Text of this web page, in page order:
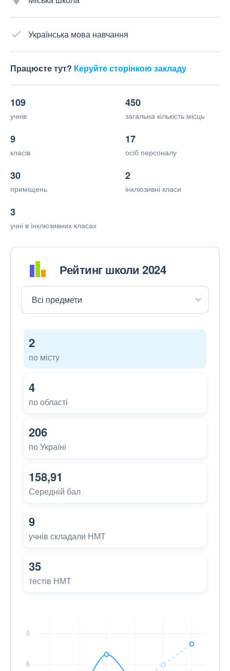
Українська мова навчання
Працюєте тут? Керуйте сторінкою закладу
109
учнів
450
загальна кількість місць
9
класів
17
осіб персоналу
30
приміщень
2
інклюзивні класи
3
учні в інклюзивних класах
Рейтинг школи 2024
2
по місту
4
по області
206
по Україні
158,91
Середній бал
9
учнів складали НМТ
35
тестів НМТ